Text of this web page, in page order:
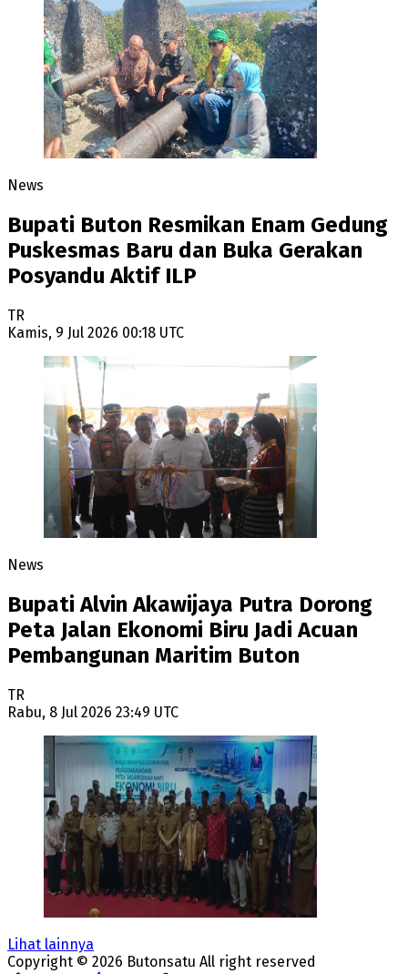
News
Bupati Buton Resmikan Enam Gedung
Puskesmas Baru dan Buka Gerakan
Posyandu Aktif ILP
TR
Kamis, 9 Jul 2026 00:18 UTC
News
Bupati Alvin Akawijaya Putra Dorong
Peta Jalan Ekonomi Biru Jadi Acuan
Pembangunan Maritim Buton
TR
Rabu, 8 Jul 2026 23:49 UTC
Lihat lainnya
Copyright © 2026 Butonsatu All right reserved